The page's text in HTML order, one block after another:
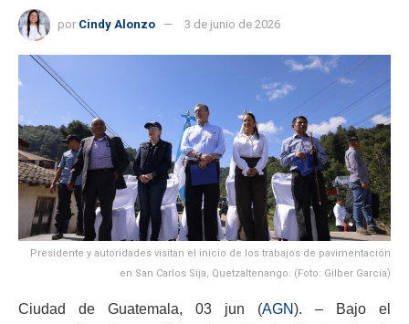
por Cindy Alonzo 3 de junio de 2026
Presidente y autoridades visitan el inicio de los trabajos de pavimentación
en San Carlos Sija, Quetzaltenango. (Foto: Gilber García)
Ciudad de Guatemala, 03 jun (AGN). – Bajo el